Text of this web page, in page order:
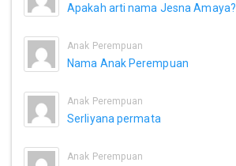
Apakah arti nama Jesna Amaya?
Anak Perempuan
Nama Anak Perempuan
Anak Perempuan
Serliyana permata
Anak Perempuan